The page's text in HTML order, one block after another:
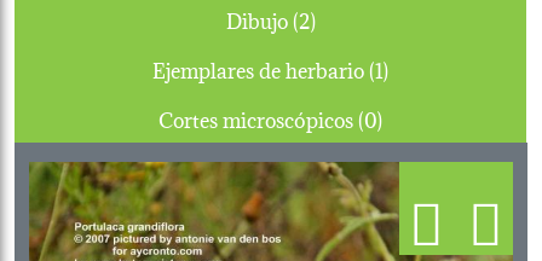
Dibujo (2)
Ejemplares de herbario (1)
Cortes microscópicos (0)